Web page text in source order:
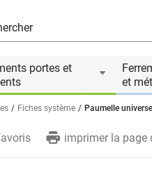
portes et
et
Fiches système Paumelle
imprimer la page